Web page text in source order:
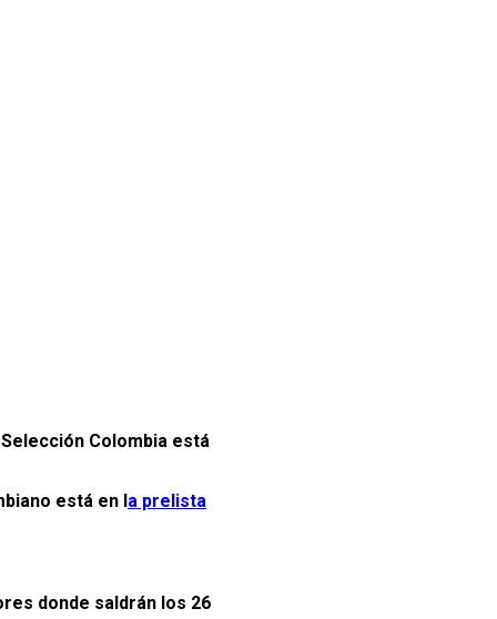
Colombia está
está en l a prelista
donde saldrán los 26